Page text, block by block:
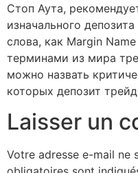
Стоп Аута,
изначального
слова, как Margin
терминами из мира
можно назвать
которых депозит
Laisser un
Votre adresse e-mail ne